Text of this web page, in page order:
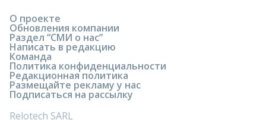
О проекте
Обновления компании
Раздел “СМИ о нас”
Написать в редакцию
Команда
Политика конфиденциальности
Редакционная политика
Размещайте рекламу у нас
Подписаться на рассылку
Relotech SARL